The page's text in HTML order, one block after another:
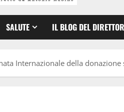
SALUTE IL BLOG DEL
Internazionale della donazione